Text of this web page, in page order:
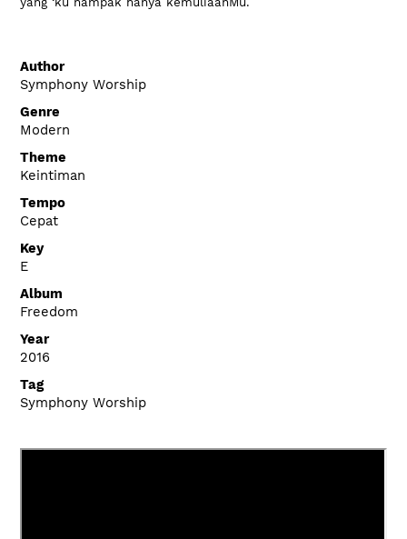
Author
Symphony Worship
Genre
Modern
Theme
Keintiman
Tempo
Cepat
Key
E
Album
Freedom
Year
2016
Tag
Symphony Worship